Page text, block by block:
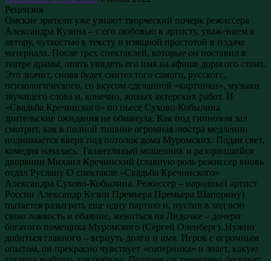
Рецензия
Омские зрители уже узнают творческий почерк режиссера
Александра Кузина – с его любовью к артисту, уважением к
автору, чуткостью к тексту и изящной простотой в подаче
материала. После трех спектаклей, которые он поставил в
театре драмы, опять увидеть его имя на афише дорогого стоит.
Это значит, снова будет синтез того самого, русского,
психологического, со вкусом сделанной «картинки», музыки
звучащего слова и, конечно, живых актерских работ. И
«Свадьба Кречинского» по пьесе Сухово-Кобылина
зрительские ожидания не обманула. Как под гипнозом зал
смотрит, как в полной тишине огромная люстра медленно
поднимается вверх под потолок дома Муромских. Подан свет,
комедия началась. Талантливый мошенник и разорившийся
дворянин Михаил Кречинский (главную роль режиссер вновь
отдал Руслану О спектакле «Свадьба Кречинского»
Александра Сухово-Кобылина. Режиссер – народный артист
России Александр Кузин Премьера Премьера Шапорину)
пытается разыграть еще одну партию и, пустив в ход всю
свою ловкость и обаяние, жениться на Лидочке – дочери
богатого помещика Муромского (Сергей Оленберг). Нужно
добиться главного – вернуть долги и имя. Игрок с огромным
опытом, он прекрасно чувствует «соперника» и знает, какую